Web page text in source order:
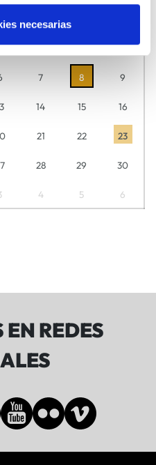
necesarias
V
31 1 2
7 8 9
14 15 16
21 22 23
28 29 30
4 5 6
REDES